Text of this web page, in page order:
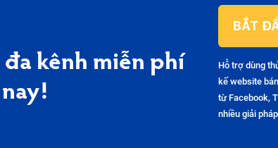
đa kênh miễn phí
BẮT
Hỗ trợ dùng
kế website
từ Facebook,
nhiều giải